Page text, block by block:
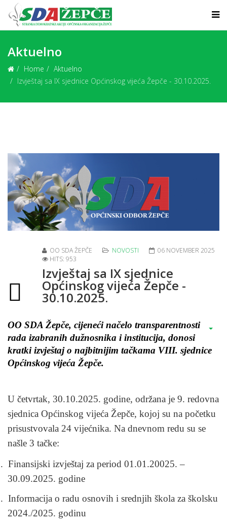
Aktuelno
Home
Aktuelno
Izvještaj sa IX sjednice Općinskog vijeća Žepče - 30.10.2025.
OO SDA ŽEPČE NOVOSTI
06 NOVEMBER 2025
HITS: 953
Izvještaj sa IX sjednice
Općinskog vijeća Žepče -
30.10.2025.
OO SDA Žepče, cijeneći načelo transparentnosti
rada izabranih dužnosnika i institucija, donosi
kratki izvještaj o najbitnijim tačkama VIII. sjednice
Općinskog vijeća Žepče.
U četvrtak, 30.10.2025. godine, održana je 9. redovna
sjednica Općinskog vijeća Žepče, kojoj su na početku
prisustvovala 24 vijećnika. Na dnevnom redu su se
našle 3 tačke:
Finansijski izvještaj za period 01.01.20025. –
30.09.2025. godine
Informacija o radu osnovih i srednjih škola za školsku
2024./2025. godinu